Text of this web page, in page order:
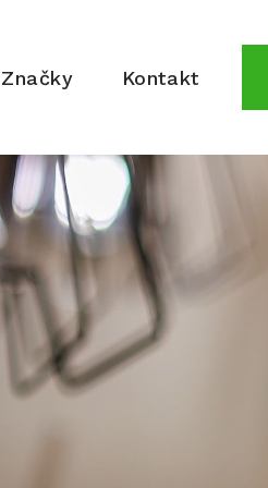
Značky Kontakt